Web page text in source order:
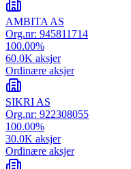
AMBITA AS
Org.nr: 945811714
100.00%
60.0K aksjer
Ordinære aksjer
SIKRI AS
Org.nr: 922308055
100.00%
30.0K aksjer
Ordinære aksjer